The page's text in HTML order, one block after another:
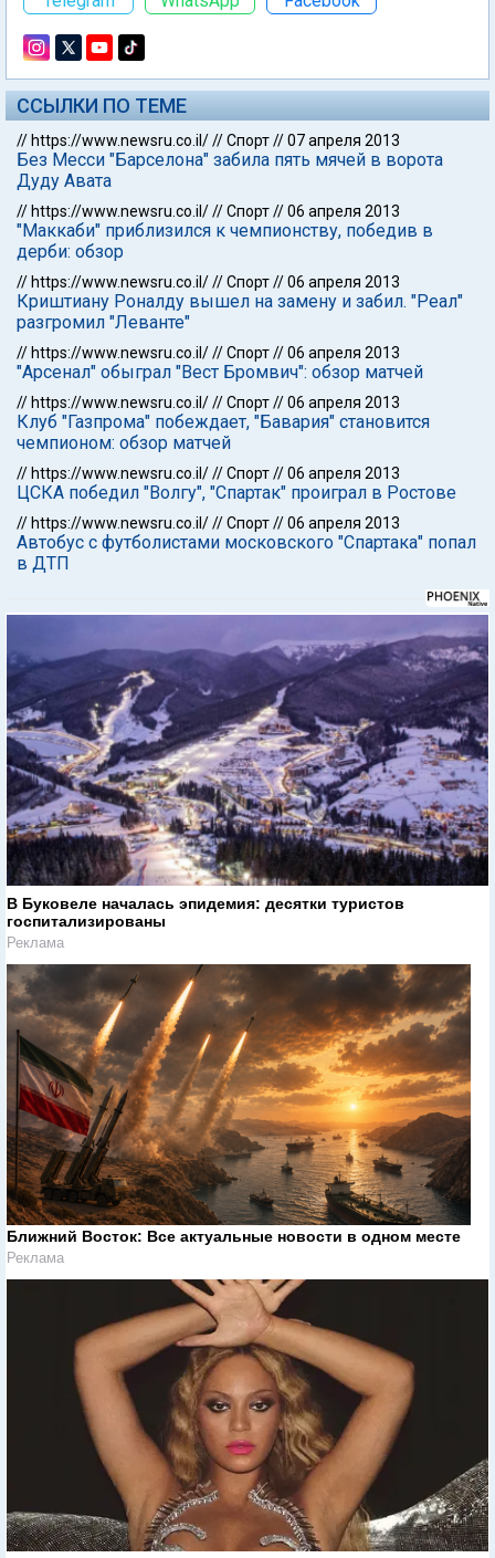
ССЫЛКИ ПО ТЕМЕ
// https://www.newsru.co.il///Спорт//07 апреля 2013
Без Месси "Барселона" забила пять мячей в ворота
Дуду Авата
// https://www.newsru.co.il///Спорт//06 апреля 2013
"Маккаби" приблизился к чемпионству, победив в
дерби: обзор
// https://www.newsru.co.il///Спорт//06 апреля 2013
Криштиану Роналду вышел на замену и забил. "Реал"
разгромил "Леванте"
// https://www.newsru.co.il///Спорт//06 апреля 2013
"Арсенал" обыграл "Вест Бромвич": обзор матчей
// https://www.newsru.co.il///Спорт//06 апреля 2013
Клуб "Газпрома" побеждает, "Бавария" становится
чемпионом: обзор матчей
// https://www.newsru.co.il///Спорт//06 апреля 2013
ЦСКА победил "Волгу", "Спартак" проиграл в Ростове
// https://www.newsru.co.il///Спорт//06 апреля 2013
Автобус с футболистами московского "Спартака" попал
в ДТП
В Буковеле началась эпидемия: десятки туристов
госпитализированы
Реклама
Ближний Восток: Все актуальные новости в одном месте
Реклама